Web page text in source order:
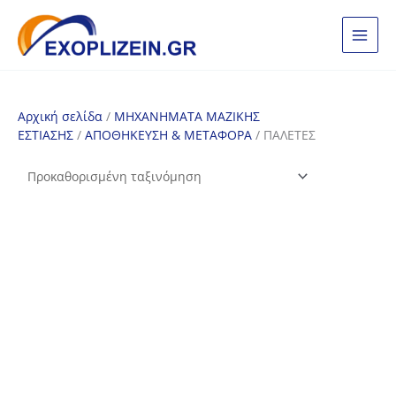
στο
περιεχόμενο
Αρχική σελίδα / ΜΗΧΑΝΗΜΑΤΑ ΜΑΖΙΚΗΣ
ΕΣΤΙΑΣΗΣ / ΑΠΟΘΗΚΕΥΣΗ & ΜΕΤΑΦΟΡΑ / ΠΑΛΕΤΕΣ